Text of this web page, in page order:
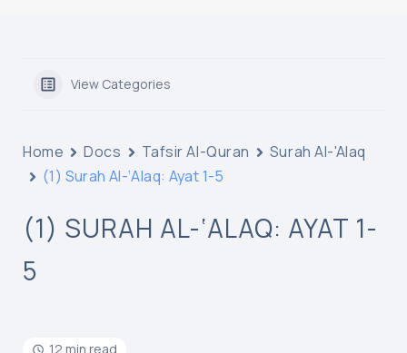
View Categories
Home Docs Tafsir Al-Quran
Surah Al-'Alaq
(1) Surah Al-‘Alaq: Ayat 1-5
(1) SURAH AL-‘ALAQ: AYAT 1-
5
12 min read